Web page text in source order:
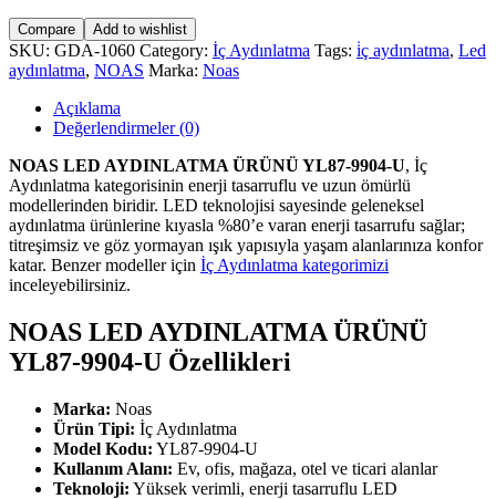
Compare Add to wishlist
SKU: GDA-1060 Category: İç Aydınlatma Tags: i̇ç aydınlatma, Led
aydınlatma, NOAS Marka: Noas
Açıklama
Değerlendirmeler (0)
NOAS LED AYDINLATMA ÜRÜNÜ YL87-9904-U, İç
Aydınlatma kategorisinin enerji tasarruflu ve uzun ömürlü
modellerinden biridir. LED teknolojisi sayesinde geleneksel
aydınlatma ürünlerine kıyasla %80’e varan enerji tasarrufu sağlar;
titreşimsiz ve göz yormayan ışık yapısıyla yaşam alanlarınıza konfor
katar. Benzer modeller için İç Aydınlatma kategorimizi
inceleyebilirsiniz.
NOAS LED AYDINLATMA ÜRÜNÜ
YL87-9904-U Özellikleri
Marka: Noas
Ürün Tipi: İç Aydınlatma
Model Kodu: YL87-9904-U
Kullanım Alanı: Ev, ofis, mağaza, otel ve ticari alanlar
Teknoloji: Yüksek verimli, enerji tasarruflu LED